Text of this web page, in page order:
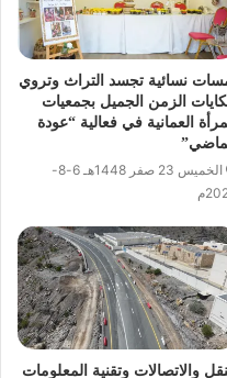
نسائية تجسد التراث وتروي
الزمن الجميل بجمعيات
العمانية في فعالية “عودة
الخميس 23 صفر 1448هـ 6-8-
والاتصالات وتقنية المعلومات